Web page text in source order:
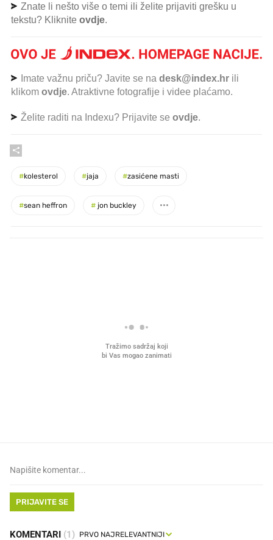
Znate li nešto više o temi ili želite prijaviti grešku u
tekstu? Kliknite ovdje.
Imate važnu priču? Javite se na desk@index.hr ili
klikom ovdje. Atraktivne fotografije i videe plaćamo.
Želite raditi na Indexu? Prijavite se ovdje.
#kolesterol #jaja #zasićene masti
#sean heffron # jon buckley
PRIJAVITE SE
KOMENTARI (1)